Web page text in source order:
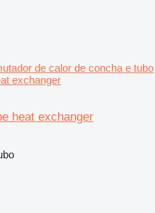
de calor de concha e tubo
exchanger
heat exchanger